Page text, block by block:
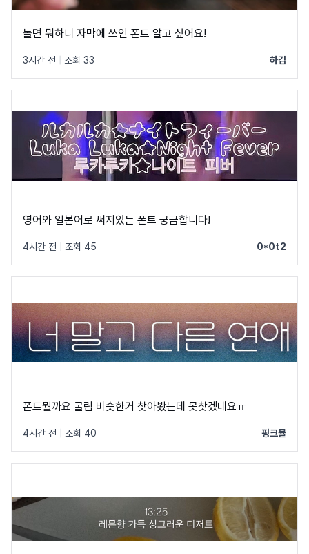
놀면 뭐하니 자막에 쓰인 폰트 알고 싶어요!
3시간 전 조회 33 하김
영어와 일본어로 써져있는 폰트 궁금합니다!
4시간 전 조회 45 0*0t2
폰트뭘까요 굴림 비슷한거 찾아봤는데 못찾겠네요ㅠ
4시간 전 조회 40 핑크뮬